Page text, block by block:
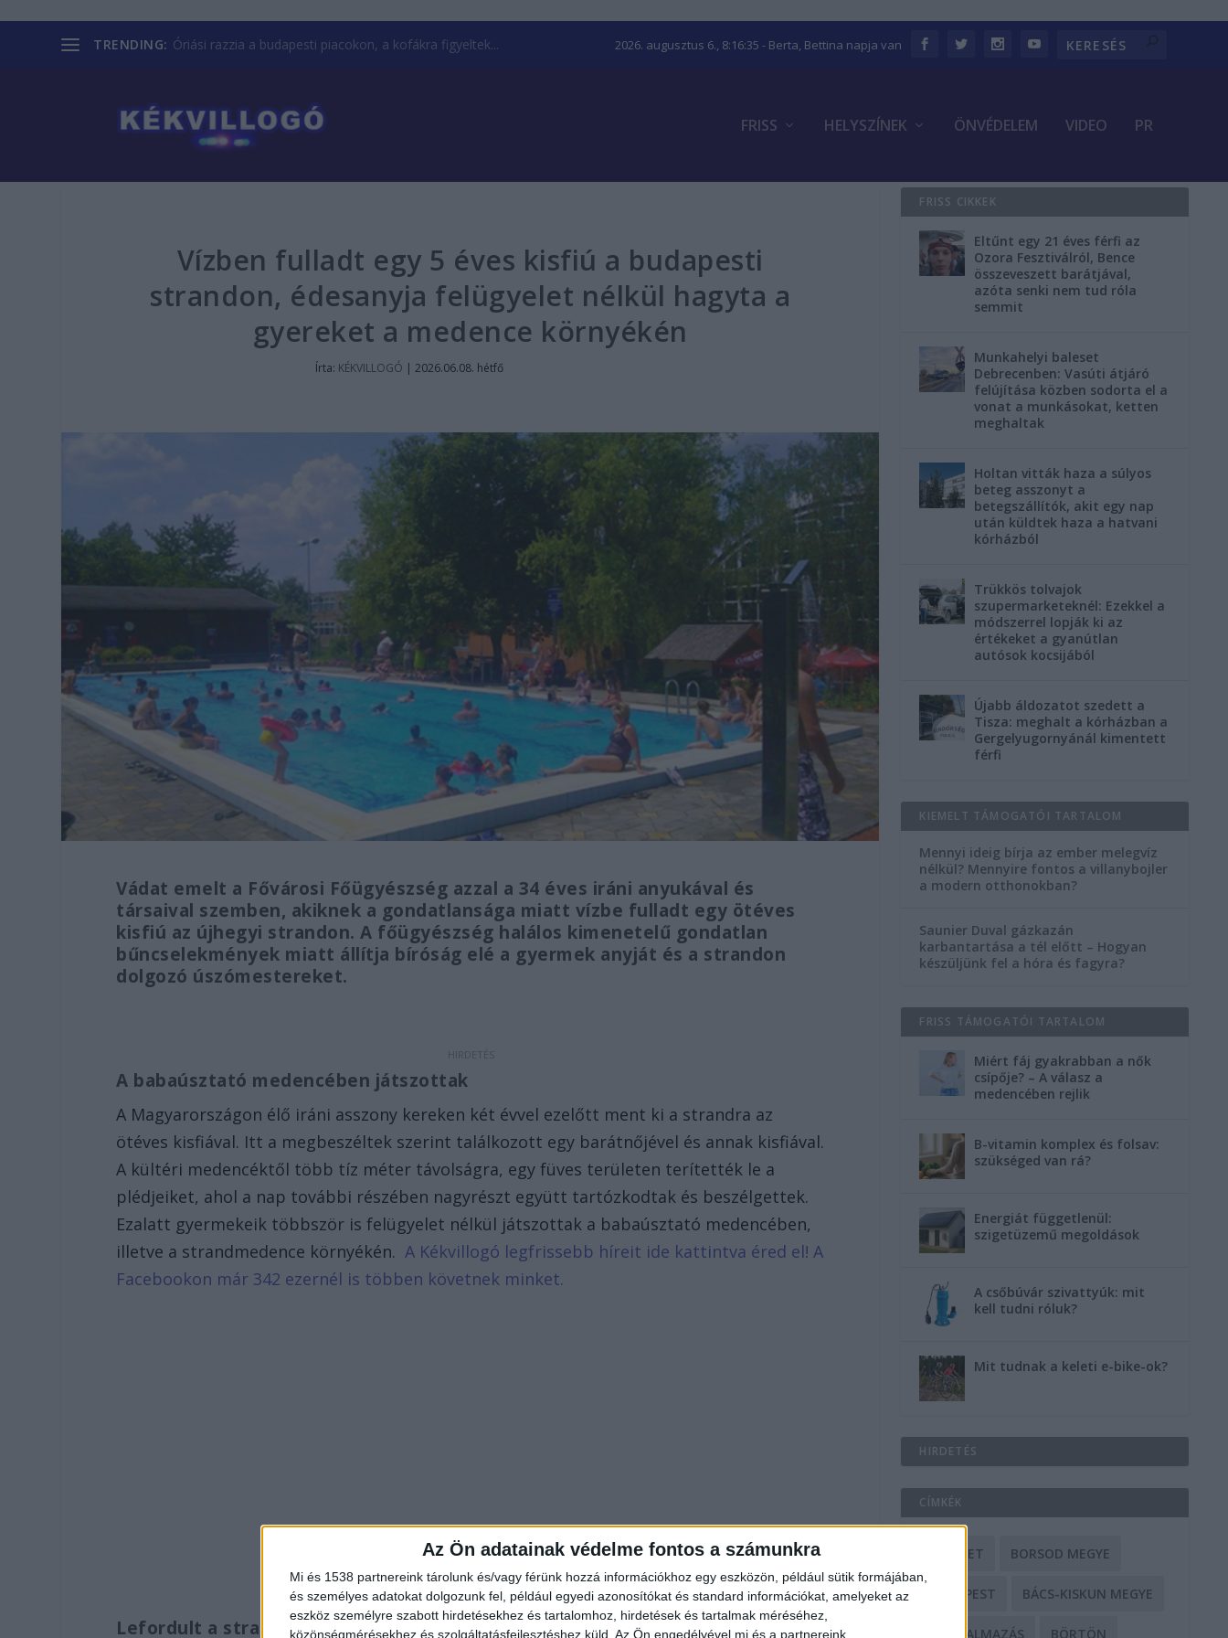
Az Ön adatainak védelme fontos a számunkra
Mi és 1538 partnereink tárolunk és/vagy férünk hozzá információkhoz egy eszközön, például sütik formájában,
és személyes adatokat dolgozunk fel, például egyedi azonosítókat és standard információkat, amelyeket az
eszköz személyre szabott hirdetésekhez és tartalomhoz, hirdetések és tartalmak méréséhez,
közönségmérésekhez és szolgáltatásfejlesztéshez küld. Az Ön engedélyével mi és a partnereink
TRENDING: Óriási razzia a budapesti piacokon, a kofákra figyeltek... 2026. augusztus 6., 8:16:36 - Berta, Bettina napja van
FRISS HELYSZÍNEK ÖNVÉDELEM VIDEO PR
Vízben fulladt egy 5 éves kisfiú a budapesti
strandon, édesanyja felügyelet nélkül hagyta a
gyereket a medence környékén
Írta: KÉKVILLOGÓ |2026.06.08. hétfő
Vádat emelt a Fővárosi Főügyészség azzal a 34 éves iráni anyukával és
társaival szemben, akiknek a gondatlansága miatt vízbe fulladt egy ötéves
kisfiú az újhegyi strandon. A főügyészség halálos kimenetelű gondatlan
bűncselekmények miatt állítja bíróság elé a gyermek anyját és a strandon
dolgozó úszómestereket.
A babaúsztató medencében játszottak
A Magyarországon élő iráni asszony kereken két évvel ezelőtt ment ki a strandra az
ötéves kisfiával. Itt a megbeszéltek szerint találkozott egy barátnőjével és annak kisfiával.
A kültéri medencéktől több tíz méter távolságra, egy füves területen terítették le a
plédjeiket, ahol a nap további részében nagyrészt együtt tartózkodtak és beszélgettek.
Ezalatt gyermekeik többször is felügyelet nélkül játszottak a babaúsztató medencében,
illetve a strandmedence környékén.A Kékvillogó legfrissebb híreit ide kattintva éred el! A
Facebookon már 342 ezernél is többen követnek minket.
Lefordult a strandlabdáról
FRISS CIKKEK
Eltűnt egy 21 éves férfi az
Ozora Fesztiválról, Bence
összeveszett barátjával,
azóta senki nem tud róla
semmit
Munkahelyi baleset
Debrecenben: Vasúti átjáró
felújítása közben sodorta el a
vonat a munkásokat, ketten
meghaltak
Holtan vitták haza a súlyos
beteg asszonyt a
betegszállítók, akit egy nap
után küldtek haza a hatvani
kórházból
Trükkös tolvajok
szupermarketeknél: Ezekkel a
módszerrel lopják ki az
értékeket a gyanútlan
autósok kocsijából
Újabb áldozatot szedett a
Tisza: meghalt a kórházban a
Gergelyugornyánál kimentett
férfi
KIEMELT TÁMOGATÓI TARTALOM
Mennyi ideig bírja az ember melegvíz
nélkül? Mennyire fontos a villanybojler
a modern otthonokban?
Saunier Duval gázkazán
karbantartása a tél előtt – Hogyan
készüljünk fel a hóra és fagyra?
FRISS TÁMOGATÓI TARTALOM
Miért fáj gyakrabban a nők
csípője? – A válasz a
medencében rejlik
B-vitamin komplex és folsav:
szükséged van rá?
Energiát függetlenül:
szigetüzemű megoldások
A csőbúvár szivattyúk: mit
kell tudni róluk?
Mit tudnak a keleti e-bike-ok?
HIRDETÉS
CÍMKÉK
BALESET BORSOD MEGYE
BUDAPEST BÁCS-KISKUN MEGYE
BÁNTALMAZÁS BÖRTÖN